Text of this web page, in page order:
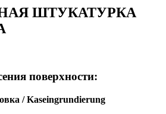
ШТУКАТУРКА
поверхности:
/ Kaseingrundierung